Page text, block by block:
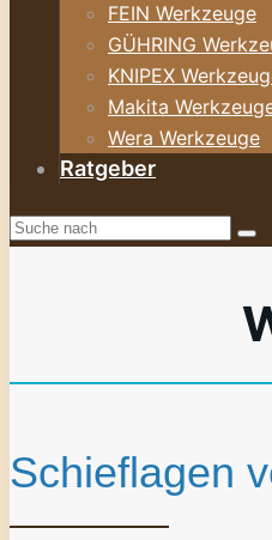
FEIN Werkzeuge
GÜHRING
KNIPEX
Makita
Wera Werkzeuge
Ratgeber
Schieflagen